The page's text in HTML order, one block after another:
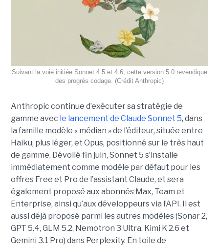
Suivant la voie initiée Sonnet 4.5 et 4.6, cette version 5.0 revendique
des progrès codage. (Crédit Anthropic)
Anthropic continue d’exécuter sa stratégie de
gamme avec le lancement de Claude Sonnet 5, dans
la famille modèle « médian » de l’éditeur, située entre
Haiku, plus léger, et Opus, positionné sur le très haut
de gamme. Dévoilé fin juin, Sonnet 5 s’installe
immédiatement comme modèle par défaut pour les
offres Free et Pro de l’assistant Claude, et sera
également proposé aux abonnés Max, Team et
Enterprise, ainsi qu’aux développeurs via l’API. Il est
aussi déjà proposé parmi les autres modèles (Sonar 2,
GPT 5.4, GLM 5.2, Nemotron 3 Ultra, Kimi K 2.6 et
Gemini 3.1 Pro) dans Perplexity. En toile de